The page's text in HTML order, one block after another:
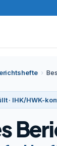
›
· IHK/HWK-